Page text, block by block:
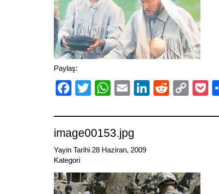
Paylaş:
Facebook
TwitterWhatsApp
EmailLinkedIn
Reddit
image00153.jpg
Yayin Tarihi 28 Haziran, 2009
Kategori